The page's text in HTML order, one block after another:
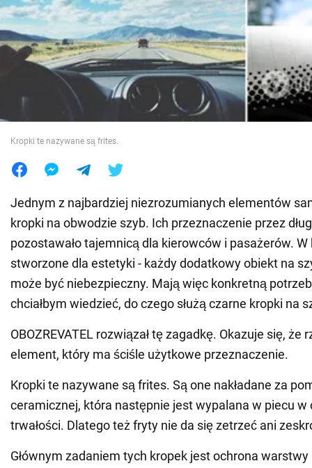
Wojna na Ukrainie
Jedzenie
Kropki te nazywane są frites.
Jednym z najbardziej niezrozumianych elementów
kropki na obwodzie szyb. Ich przeznaczenie przez
pozostawało tajemnicą dla kierowców i pasażerów. W
stworzone dla estetyki - każdy dodatkowy obiekt na
może być niebezpieczny. Mają więc konkretną
chciałbym wiedzieć, do czego służą czarne kropki na
OBOZREVATEL rozwiązał tę zagadkę. Okazuje się, że
element, który ma ściśle użytkowe przeznaczenie.
Kropki te nazywane są frites. Są one nakładane za
ceramicznej, która następnie jest wypalana w piecu w
trwałości. Dlatego też fryty nie da się zetrzeć ani
Głównym zadaniem tych kropek jest ochrona